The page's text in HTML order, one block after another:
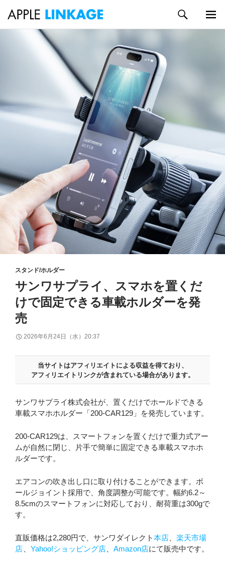
ス
キ
索
スタンド/ホルダー
サンワサプライ、スマホを置くだ
けで固定できる車載ホルダーを発
売
2026年6月24日（水）20:37
当サイトはアフィリエイトによる収益を得ており、
アフィリエイトリンクが含まれている場合があります。
サンワサプライ株式会社が、置くだけでホールドできる
車載スマホホルダー「200-CAR129」を発売しています。
200-CAR129は、スマートフォンを置くだけで重力式アー
ムが自然に閉じ、片手で簡単に固定できる車載スマホホ
ルダーです。
エアコンの吹き出し口に取り付けることができます。ボ
ールジョイント採用で、角度調整が可能です。幅約6.2～
8.5cmのスマートフォンに対応しており、耐荷重は300gで
す。
直販価格は2,280円で、サンワダイレクト本店
楽天市場
店
Yahoo!ショッピング店 Amazon店にて販売中です。